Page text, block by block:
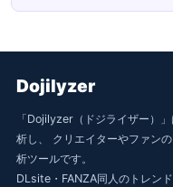
Dojilyzer
「Dojilyzer（ドジライザー）
析し、 クリエイターやファン
析ツールです。
DLsite・FANZA同人のトレン